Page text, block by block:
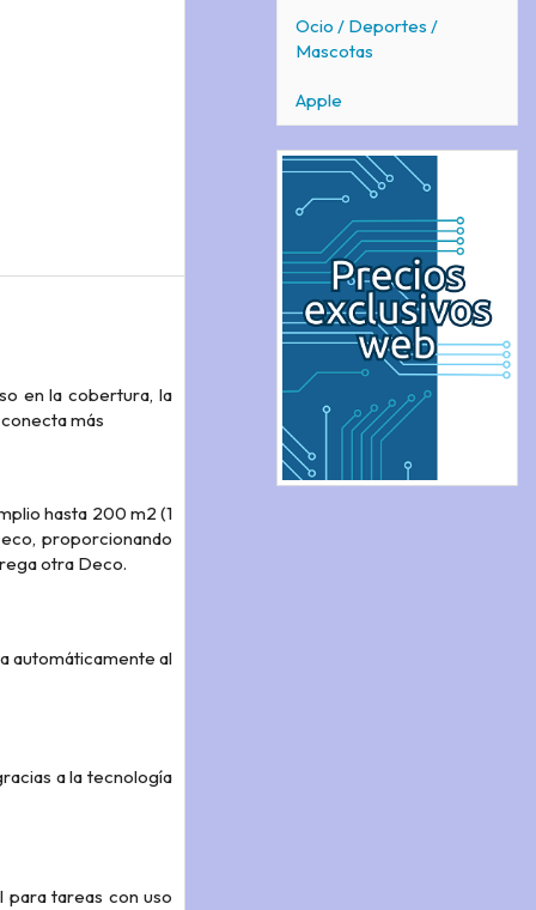
Ocio / Deportes /
Mascotas
Apple
en la cobertura, la
más
hasta 200 m2 (1
proporcionando
otra Deco.
automáticamente al
a la tecnología
para tareas con uso